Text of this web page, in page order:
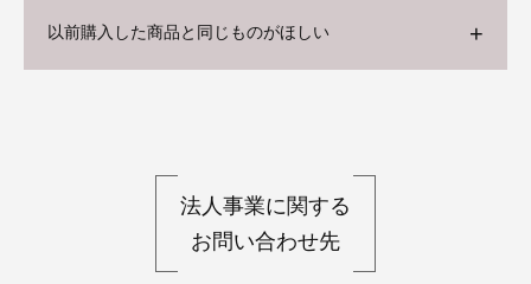
以前購入した商品と同じものがほしい
法人事業に関する
お問い合わせ先